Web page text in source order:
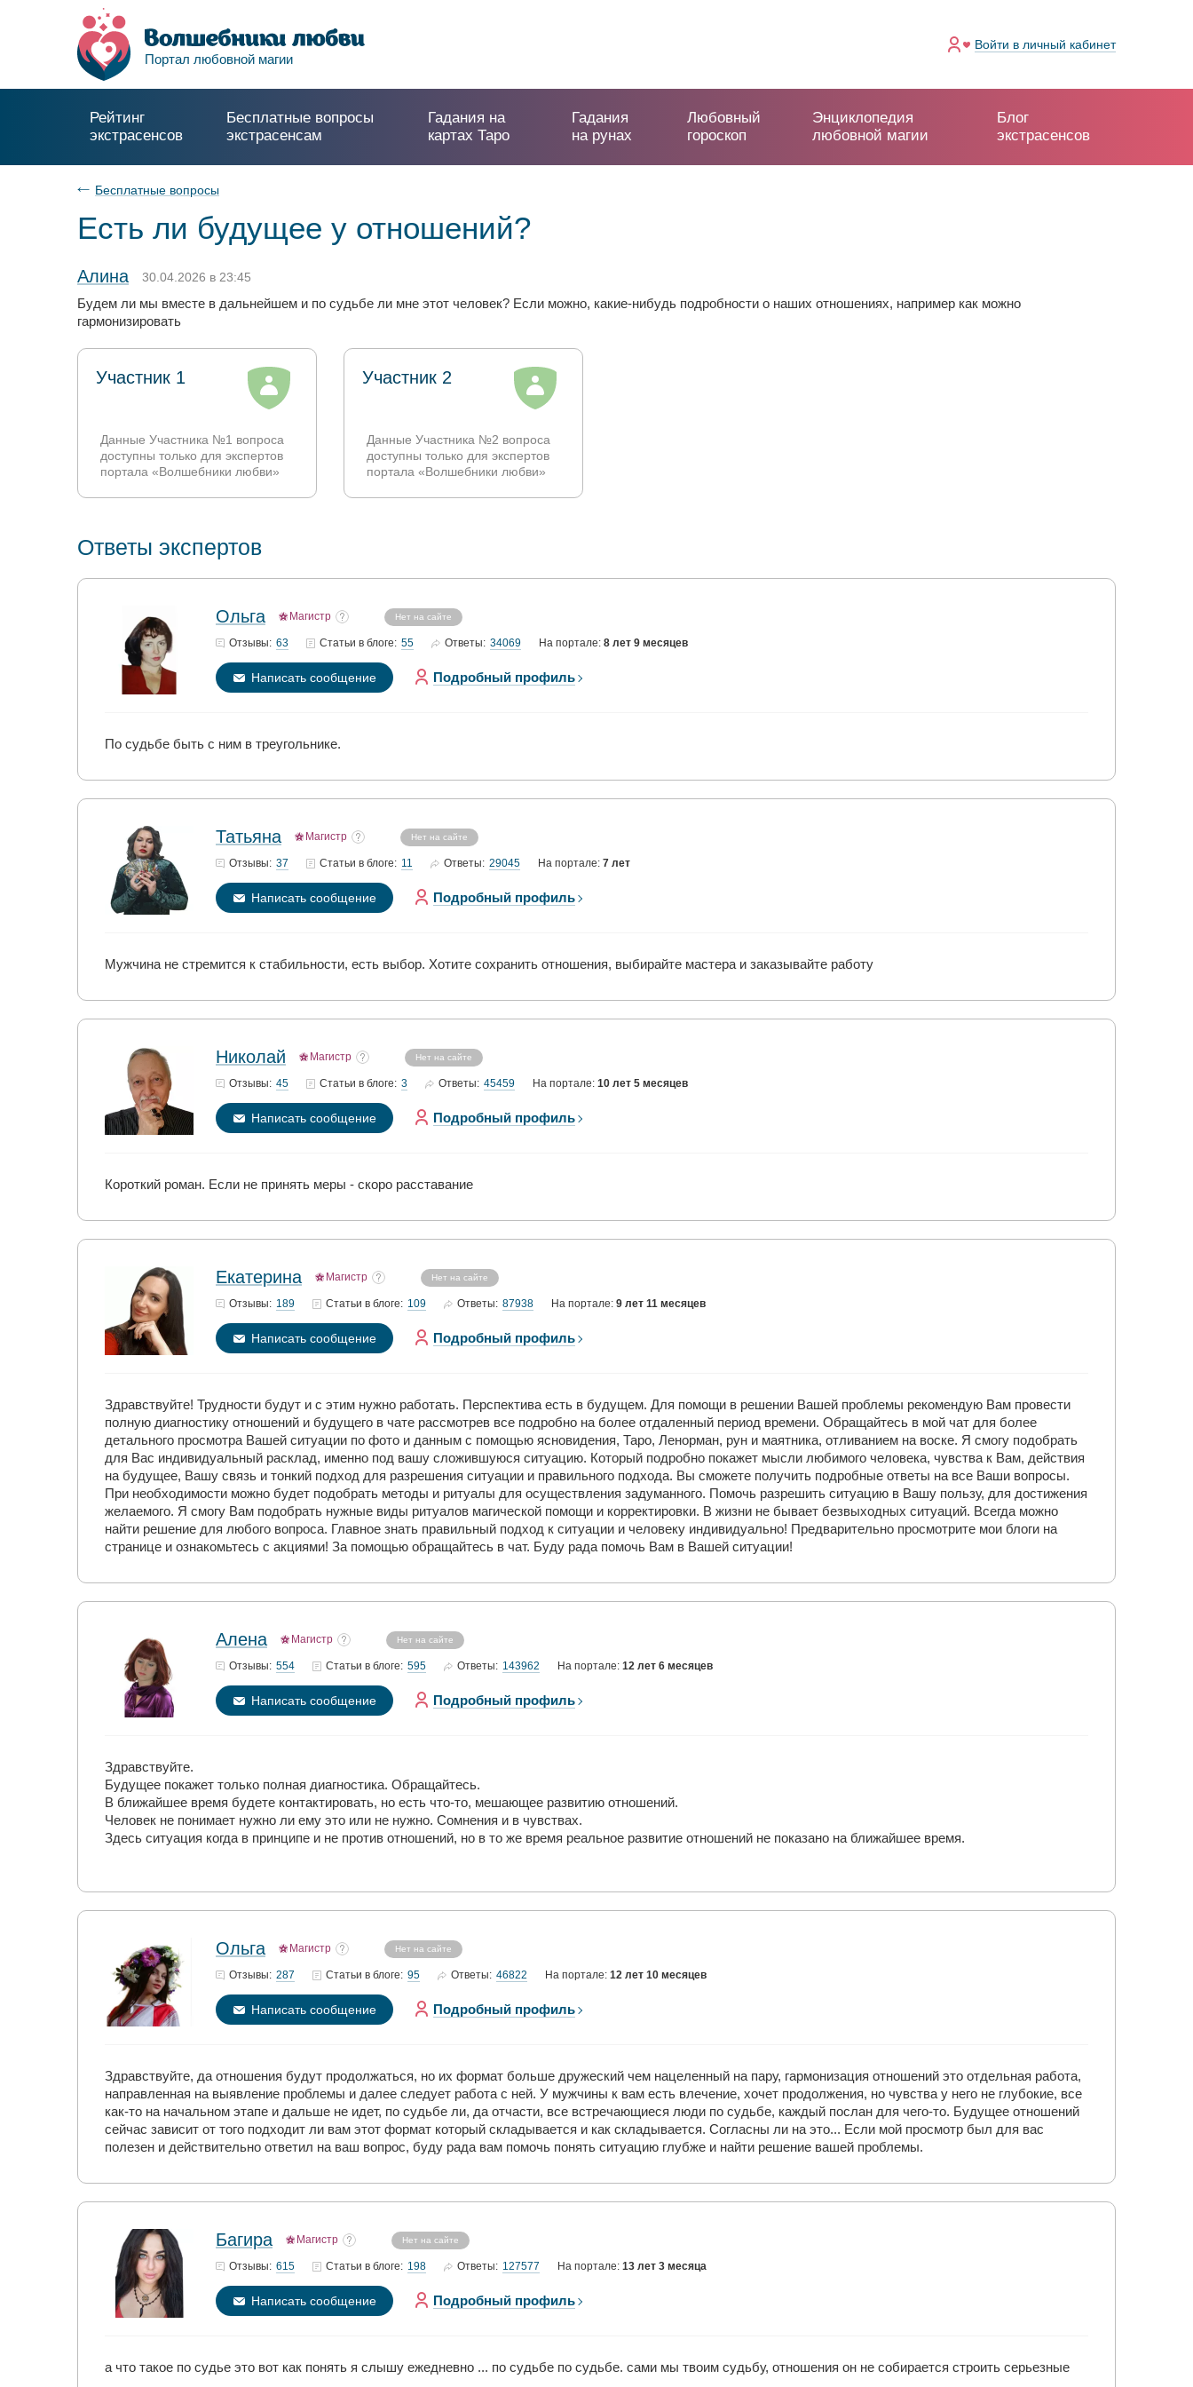
Портал любовной магии
Войти в личный кабинет
Рейтинг
экстрасенсов
Бесплатные вопросы
экстрасенсам
Гадания на
картах Таро
Гадания
на рунах
Любовный
гороскоп
Энциклопедия
любовной магии
Блог
экстрасенсов
Бесплатные вопросы
Есть ли будущее у отношений?
Алина 30.04.2026 в 23:45
Будем ли мы вместе в дальнейшем и по судьбе ли мне этот человек? Если можно, какие-нибудь подробности о наших отношениях, например как можно
гармонизировать
Участник 1
Данные Участника №1 вопроса
доступны только для экспертов
портала «Волшебники любви»
Участник 2
Данные Участника №2 вопроса
доступны только для экспертов
портала «Волшебники любви»
Ответы экспертов
Ольга Магистр Нет на сайте
Отзывы: 63 Статьи в блоге: 55 Ответы: 34069 На портале: 8 лет 9 месяцев
Написать сообщение Подробный профиль
По судьбе быть с ним в треугольнике.
Татьяна Магистр Нет на сайте
Отзывы: 37 Статьи в блоге: 11 Ответы: 29045 На портале: 7 лет
Написать сообщение Подробный профиль
Мужчина не стремится к стабильности, есть выбор. Хотите сохранить отношения, выбирайте мастера и заказывайте работу
Николай Магистр Нет на сайте
Отзывы: 45 Статьи в блоге: 3 Ответы: 45459 На портале: 10 лет 5 месяцев
Написать сообщение Подробный профиль
Короткий роман. Если не принять меры - скоро расставание
Екатерина Магистр Нет на сайте
Отзывы: 189 Статьи в блоге: 109 Ответы: 87938 На портале: 9 лет 11 месяцев
Написать сообщение Подробный профиль
Здравствуйте! Трудности будут и с этим нужно работать. Перспектива есть в будущем. Для помощи в решении Вашей проблемы рекомендую Вам провести
полную диагностику отношений и будущего в чате рассмотрев все подробно на более отдаленный период времени. Обращайтесь в мой чат для более
детального просмотра Вашей ситуации по фото и данным с помощью ясновидения, Таро, Ленорман, рун и маятника, отливанием на воске. Я смогу подобрать
для Вас индивидуальный расклад, именно под вашу сложившуюся ситуацию. Который подробно покажет мысли любимого человека, чувства к Вам, действия
на будущее, Вашу связь и тонкий подход для разрешения ситуации и правильного подхода. Вы сможете получить подробные ответы на все Ваши вопросы.
При необходимости можно будет подобрать методы и ритуалы для осуществления задуманного. Помочь разрешить ситуацию в Вашу пользу, для достижения
желаемого. Я смогу Вам подобрать нужные виды ритуалов магической помощи и корректировки. В жизни не бывает безвыходных ситуаций. Всегда можно
найти решение для любого вопроса. Главное знать правильный подход к ситуации и человеку индивидуально! Предварительно просмотрите мои блоги на
странице и ознакомьтесь с акциями! За помощью обращайтесь в чат. Буду рада помочь Вам в Вашей ситуации!
Алена Магистр Нет на сайте
Отзывы: 554 Статьи в блоге: 595 Ответы: 143962 На портале: 12 лет 6 месяцев
Написать сообщение Подробный профиль
Здравствуйте.
Будущее покажет только полная диагностика. Обращайтесь.
В ближайшее время будете контактировать, но есть что-то, мешающее развитию отношений.
Человек не понимает нужно ли ему это или не нужно. Сомнения и в чувствах.
Здесь ситуация когда в принципе и не против отношений, но в то же время реальное развитие отношений не показано на ближайшее время.
Ольга Магистр Нет на сайте
Отзывы: 287 Статьи в блоге: 95 Ответы: 46822 На портале: 12 лет 10 месяцев
Написать сообщение Подробный профиль
Здравствуйте, да отношения будут продолжаться, но их формат больше дружеский чем нацеленный на пару, гармонизация отношений это отдельная работа,
направленная на выявление проблемы и далее следует работа с ней. У мужчины к вам есть влечение, хочет продолжения, но чувства у него не глубокие, все
как-то на начальном этапе и дальше не идет, по судьбе ли, да отчасти, все встречающиеся люди по судьбе, каждый послан для чего-то. Будущее отношений
сейчас зависит от того подходит ли вам этот формат который складывается и как складывается. Согласны ли на это... Если мой просмотр был для вас
полезен и действительно ответил на ваш вопрос, буду рада вам помочь понять ситуацию глубже и найти решение вашей проблемы.
Багира Магистр Нет на сайте
Отзывы: 615 Статьи в блоге: 198 Ответы: 127577 На портале: 13 лет 3 месяца
Написать сообщение Подробный профиль
а что такое по судье это вот как понять я слышу ежедневно ... по судьбе по судьбе. сами мы твоим судьбу, отношения он не собирается строить серьезные